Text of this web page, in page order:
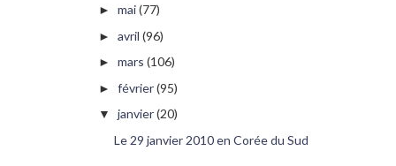
► mai(77)
► avril (96)
► mars (106)
► février(95)
▼ janvier(20)
Le 29 janvier 2010 en Corée du Sud